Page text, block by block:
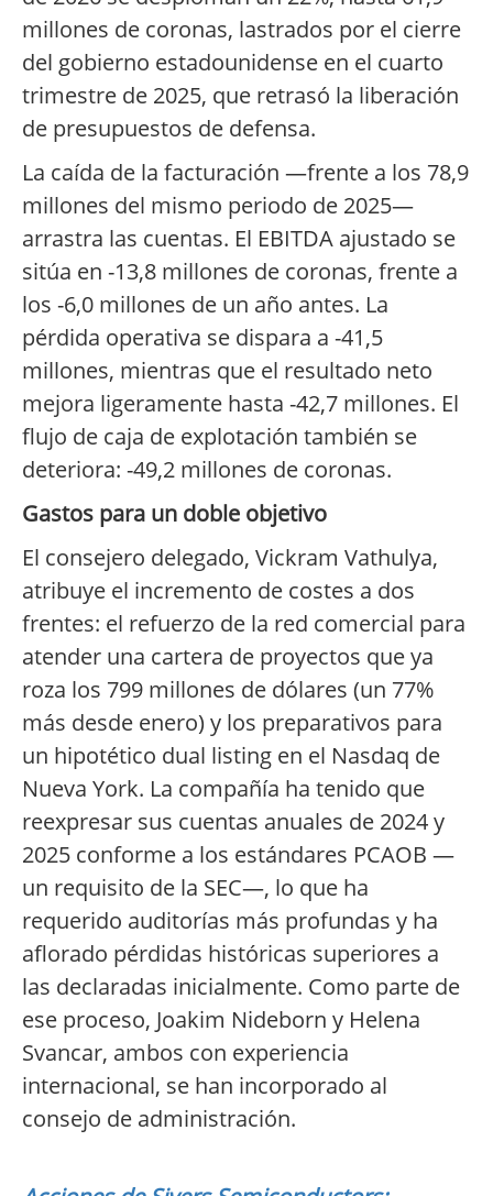
millones de coronas, lastrados por el cierre
del gobierno estadounidense en el cuarto
trimestre de 2025, que retrasó la liberación
de presupuestos de defensa.
La caída de la facturación —frente a los 78,9
millones del mismo periodo de 2025—
arrastra las cuentas. El EBITDA ajustado se
sitúa en -13,8 millones de coronas, frente a
los -6,0 millones de un año antes. La
pérdida operativa se dispara a -41,5
millones, mientras que el resultado neto
mejora ligeramente hasta -42,7 millones. El
flujo de caja de explotación también se
deteriora: -49,2 millones de coronas.
Gastos para un doble objetivo
El consejero delegado, Vickram Vathulya,
atribuye el incremento de costes a dos
frentes: el refuerzo de la red comercial para
atender una cartera de proyectos que ya
roza los 799 millones de dólares (un 77%
más desde enero) y los preparativos para
un hipotético dual listing en el Nasdaq de
Nueva York. La compañía ha tenido que
reexpresar sus cuentas anuales de 2024 y
2025 conforme a los estándares PCAOB —
un requisito de la SEC—, lo que ha
requerido auditorías más profundas y ha
aflorado pérdidas históricas superiores a
las declaradas inicialmente. Como parte de
ese proceso, Joakim Nideborn y Helena
Svancar, ambos con experiencia
internacional, se han incorporado al
consejo de administración.